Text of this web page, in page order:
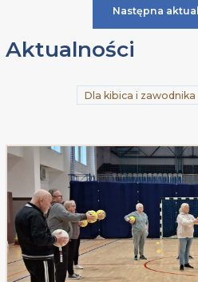
Następna
Aktualności
Dla kibica i zawodnika